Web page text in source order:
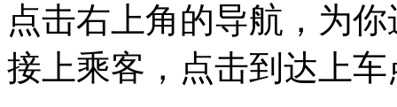
点击右上角的导航，为
接上乘客，点击到达上